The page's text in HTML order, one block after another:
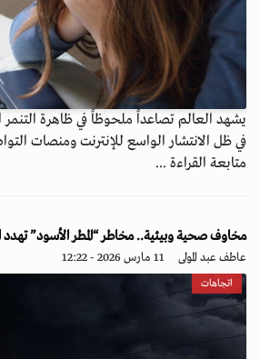
يشهد العالم تصاعداً ملحوظاً في ظاهرة التنمر
في ظل الانتشار الواسع للإنترنت ومنصات
متابعة القراءة ...
مخاوف صحية وبيئية.. مخاطر “المطر الأسود” تهدد
عاطف عبد المولى 11 مارس 2026 - 12:22
اتجاهات